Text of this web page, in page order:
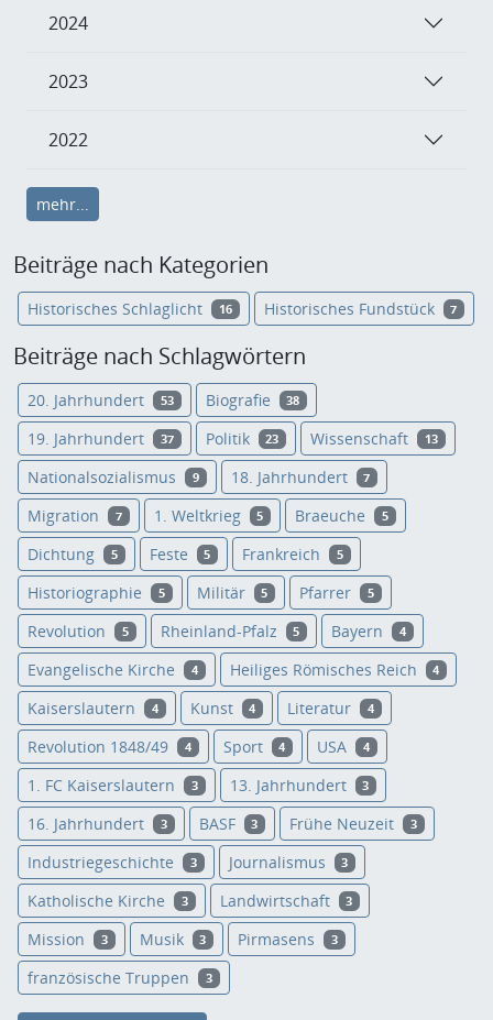
2024
2023
2022
mehr...
Beiträge nach Kategorien
Historisches Schlaglicht 16 Historisches Fundstück 7
Beiträge nach Schlagwörtern
20. Jahrhundert 53 Biografie 38
19. Jahrhundert 37 Politik 23 Wissenschaft 13
Nationalsozialismus 9 18. Jahrhundert 7
Migration 7 1. Weltkrieg 5 Braeuche 5
Dichtung 5 Feste 5 Frankreich 5
Historiographie 5 Militär 5 Pfarrer 5
Revolution 5 Rheinland-Pfalz 5 Bayern 4
Evangelische Kirche 4 Heiliges Römisches Reich 4
Kaiserslautern 4 Kunst 4 Literatur 4
Revolution 1848/49 4 Sport 4 USA 4
1. FC Kaiserslautern 3 13. Jahrhundert 3
16. Jahrhundert 3 BASF 3 Frühe Neuzeit 3
Industriegeschichte 3 Journalismus 3
Katholische Kirche 3 Landwirtschaft 3
Mission 3 Musik 3 Pirmasens 3
französische Truppen 3